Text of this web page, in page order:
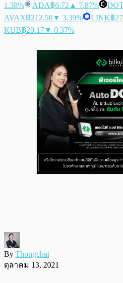
1.38%
ADA฿6.72 ▲ 7.87%
AVAX฿212.50▼ 3.39% LINK฿
KUB฿20.17▼ 0.37%
By Thongchai
ตุลาคม 13, 2021